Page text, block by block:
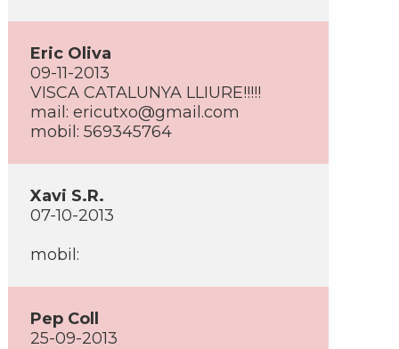
Eric Oliva
09-11-2013
VISCA CATALUNYA LLIURE!!!!!
mail: ericutxo@gmail.com
mobil: 569345764
Xavi S.R.
07-10-2013
mobil:
Pep Coll
25-09-2013